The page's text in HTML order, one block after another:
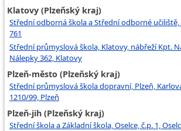
Klatovy (Plzeňský kraj)
Střední odborná škola a Střední odborné učiliště,
761
Střední průmyslová škola, Klatovy, nábřeží Kpt.
Nálepky 362, Klatovy
Plzeň-město (Plzeňský kraj)
Střední průmyslová škola dopravní, Plzeň,
1210/99, Plzeň
Plzeň-jih (Plzeňský kraj)
Střední škola a Základní škola, Oselce, č.p. 1,